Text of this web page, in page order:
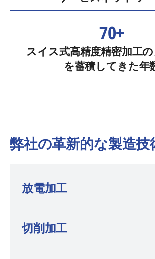
70+
スイス式高精度精密加工
を蓄積してきた年
弊社の革新的な製造技
放電加工
は、ワイヤー放電加工機、形彫り
機、細穴放電加工機の分野にお
切削加工